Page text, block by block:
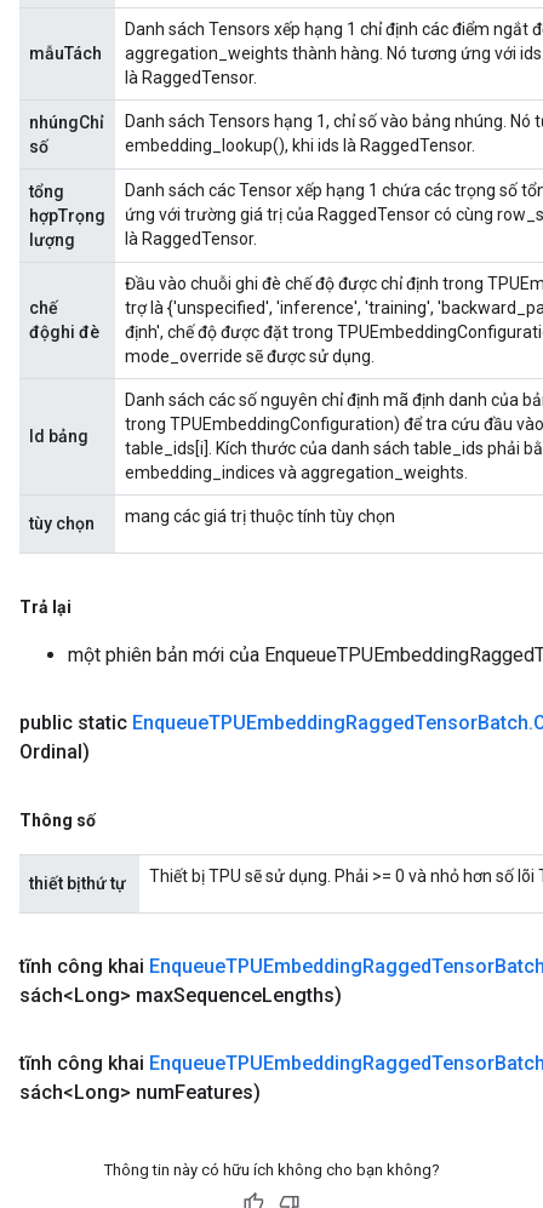
mẫuTách
Danh sách Tensors xếp hạng 1 chỉ định các điểm ngắt
aggregation_weights thành hàng. Nó tương ứng với
là RaggedTensor.
nhúngChỉ
số
Danh sách Tensors hạng 1, chỉ số vào bảng nhúng.
embedding_lookup(), khi ids là RaggedTensor.
tổng
hợpTrọng
lượng
Danh sách các Tensor xếp hạng 1 chứa các trọng số
ứng với trường giá trị của RaggedTensor có cùng
là RaggedTensor.
chế
độghi đè
Đầu vào chuỗi ghi đè chế độ được chỉ định trong
trợ là {'unspecified', 'inference', 'training',
định', chế độ được đặt trong
mode_override sẽ được sử dụng.
Id bảng
Danh sách các số nguyên chỉ định mã định danh của
trong TPUEmbeddingConfiguration) để tra cứu đầu
table_ids[i]. Kích thước của danh sách table_ids phải
embedding_indices và aggregation_weights.
tùy chọn mang các giá trị thuộc tính tùy chọn
Trả lại
một phiên bản mới của
public static EnqueueTPUEmbeddingRaggedTensorBatch.
Ordinal)
Thông số
thiết bịthứ tự Thiết bị TPU sẽ sử dụng. Phải >= 0 và nhỏ hơn số
tĩnh công khai EnqueueTPUEmbeddingRaggedTensor
sách<Long> maxSequenceLengths)
tĩnh công khai EnqueueTPUEmbeddingRaggedTensor
sách<Long> numFeatures)
Thông tin này có hữu ích không cho bạn không?